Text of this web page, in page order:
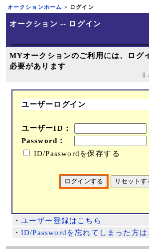
オークションホーム > ログイン
オークション -- ログイン
MYオークションのご利用には、ログ
必要があります
ユーザーログイン
ユーザーID：
Password：
ID/Passwordを保存する
・ ユーザー登録はこちら
・ ID/Passwordを忘れてしまった方は